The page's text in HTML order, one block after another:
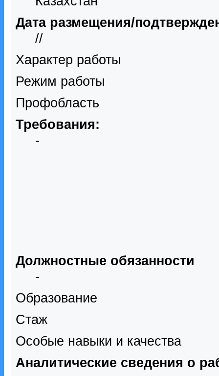
Дата размещения/
//
Характер работы
Режим работы
Профобласть
Требования:
-
Должностные обязанности
-
Образование
Стаж
Особые навыки и качества
Аналитические сведения о